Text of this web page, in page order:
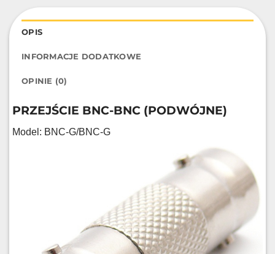
OPIS
INFORMACJE DODATKOWE
OPINIE (0)
PRZEJŚCIE BNC-BNC (PODWÓJNE)
Model: BNC-G/BNC-G